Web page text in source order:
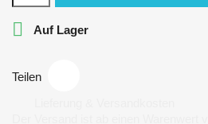
 Auf Lager
Teilen